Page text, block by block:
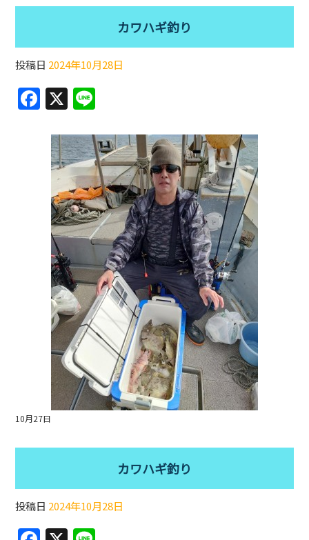
カワハギ釣り
投稿日 2024年10月28日
F
a
c
e
o
o
k
X
e
10月27日
カワハギ釣り
投稿日 2024年10月28日